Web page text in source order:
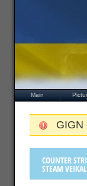
Main
GIGN
COUNTER
STEAM